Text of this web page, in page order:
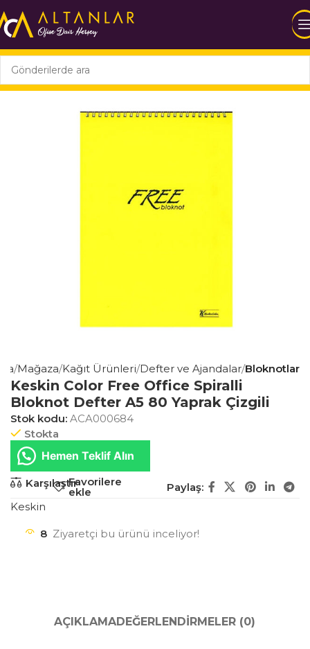
Mağaza Kağıt Ürünleri Defter ve Ajandalar Bloknotlar
Keskin Color Free Office Spiralli
Bloknot Defter A5 80 Yaprak Çizgili
Stok kodu: ACA000684
Stokta
Hemen Teklif Alın
KarşılaştırFavorilere
ekle
Paylaş:
Keskin
8 Ziyaretçi bu ürünü inceliyor!
AÇIKLAMADEĞERLENDIRMELER (0)